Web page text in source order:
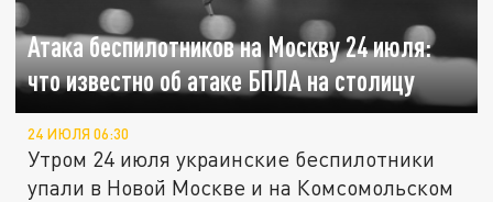
Атака беспилотников на Москву 24 июля:
что известно об атаке БПЛА на столицу
24 ИЮЛЯ 06:30
Утром 24 июля украинские беспилотники
упали в Новой Москве и на Комсомольском